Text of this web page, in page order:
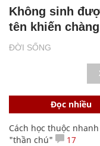
ĐỜI SỐNG
Không sinh
tên khiến
Đọc nhiều
Cách học thuộc
"thần chú"
17